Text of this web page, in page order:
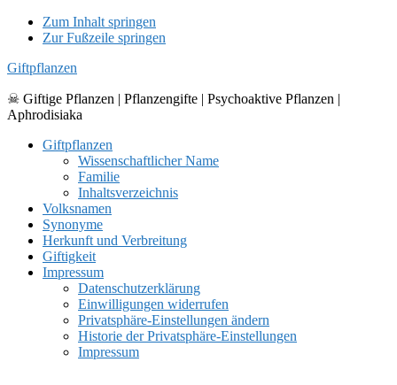
Zum Inhalt springen
Zur Fußzeile springen
Giftpflanzen
☠ Giftige Pflanzen | Pflanzengifte | Psychoaktive Pflanzen |
Aphrodisiaka
Giftpflanzen
Wissenschaftlicher Name
Familie
Inhaltsverzeichnis
Volksnamen
Synonyme
Herkunft und Verbreitung
Giftigkeit
Impressum
Datenschutzerklärung
Einwilligungen widerrufen
Privatsphäre-Einstellungen ändern
Historie der Privatsphäre-Einstellungen
Impressum